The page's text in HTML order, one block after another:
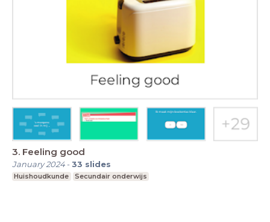
3. Feeling good
January 2024-33 slides
Huishoudkunde Secundair onderwijs